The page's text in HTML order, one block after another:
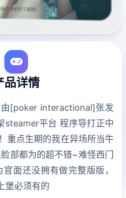
品详情
[poker interactional]张发
steamer平台 程序导打正中
重点生期的我在异场所当牛
部都为的超不错~难怪西门
面还没拥有做完整版版，
堡必须有的